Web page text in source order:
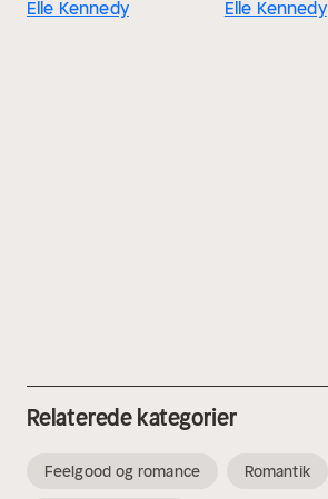
Elle Kennedy
Elle Kennedy
Relaterede kategorier
Feelgood og romance Romantik